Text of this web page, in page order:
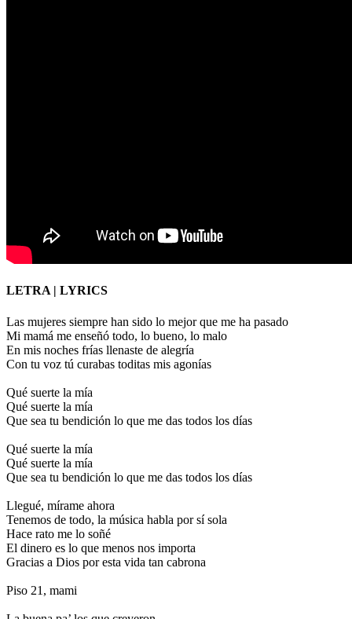
LETRA | LYRICS
Las mujeres siempre han sido lo mejor que me ha pasado
Mi mamá me enseñó todo, lo bueno, lo malo
En mis noches frías llenaste de alegría
Con tu voz tú curabas toditas mis agonías
Qué suerte la mía
Qué suerte la mía
Que sea tu bendición lo que me das todos los días
Qué suerte la mía
Qué suerte la mía
Que sea tu bendición lo que me das todos los días
Llegué, mírame ahora
Tenemos de todo, la música habla por sí sola
Hace rato me lo soñé
El dinero es lo que menos nos importa
Gracias a Dios por esta vida tan cabrona
Piso 21, mami